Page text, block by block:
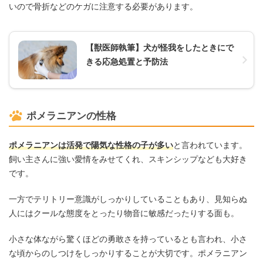
いので骨折などのケガに注意する必要があります。
【獣医師執筆】犬が怪我をしたときにで
きる応急処置と予防法
ポメラニアンの性格
ポメラニアンは活発で陽気な性格の子が多いと言われています。
飼い主さんに強い愛情をみせてくれ、スキンシップなども大好き
です。
一方でテリトリー意識がしっかりしていることもあり、見知らぬ
人にはクールな態度をとったり物音に敏感だったりする面も。
小さな体ながら驚くほどの勇敢さを持っているとも言われ、小さ
な頃からのしつけをしっかりすることが大切です。ポメラニアン